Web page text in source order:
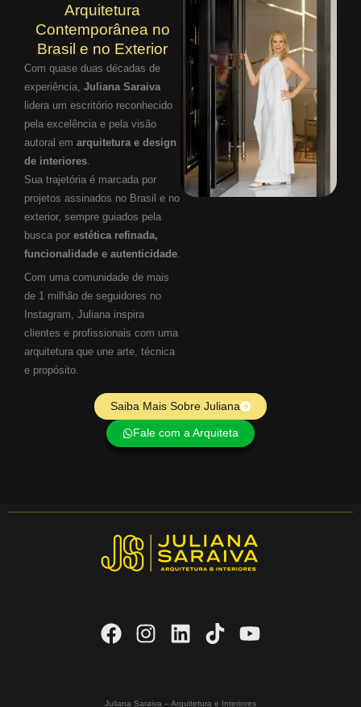
Arquitetura
Contemporânea no
Brasil e no Exterior
Com quase duas décadas de
experiência, Juliana Saraiva
lidera um escritório reconhecido
pela excelência e pela visão
autoral em arquitetura e design
de interiores
Sua trajetória é marcada por
projetos assinados no Brasil e no
exterior, sempre guiados pela
busca por estética refinada,
funcionalidade e autenticidade
Com uma comunidade de mais
de 1 milhão de seguidores no
Instagram, Juliana inspira
clientes e profissionais com uma
arquitetura que une arte, técnica
e propósito.
Saiba Mais Sobre Juliana
Fale com a Arquiteta
Juliana Saraiva – Arquitetura e Interiores